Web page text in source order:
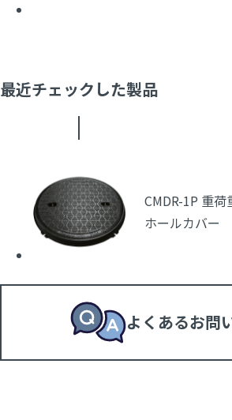
最近チェックした製品
CMDR-1P 重
ホールカバー
よくあるお問